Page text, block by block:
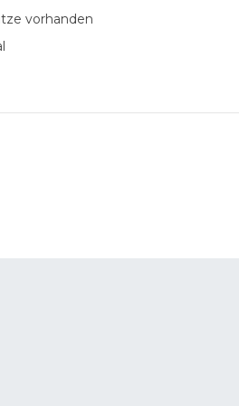
individuelle Eventkonzepte
vorhanden